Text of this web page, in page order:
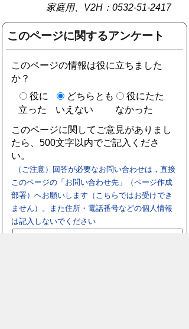
家庭用、V2H：0532-51-2417
このページに関するアンケート
このページの情報は役に立ちました
か？
役に
立った
どちらとも
いえない
役にたた
なかった
このページに関してご意見がありまし
たら、500文字以内でご記入くださ
い。
（ご注意）回答が必要なお問い合わせは，直接
このページの「お問い合わせ先」（ページ作成
部署）へお願いします（こちらではお受けでき
ません）。また住所・電話番号などの個人情報
は記入しないでください